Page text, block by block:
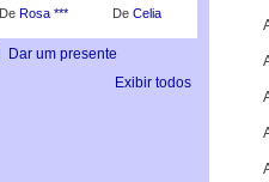
De Rosa *** De Celia
Dar um presente
Exibir todos